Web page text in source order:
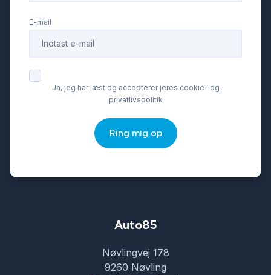
E-mail
Ja, jeg har læst og accepterer jeres cookie- og
privatlivspolitik
Ring mig op
Auto85
Nøvlingvej 178
9260 Nøvling